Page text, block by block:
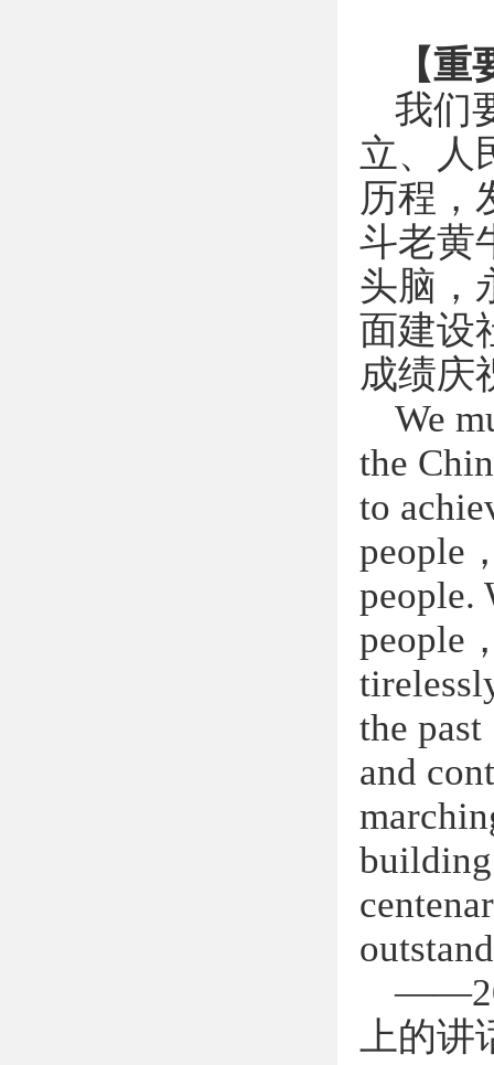
【
我们
立、人
历程，
斗老黄
头脑，
面建设
成绩庆
We
the
to
people
people.
people
the past
and
——
上的讲